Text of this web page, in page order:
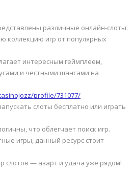
различные онлайн-слоты.
коллекцию игр от популярных
интересным геймплеем,
и честными шансами на
profile/731077/
слоты бесплатно или играть
что облегчает поиск игр.
игры, данный ресурс стоит
слотов — азарт и удача уже рядом!